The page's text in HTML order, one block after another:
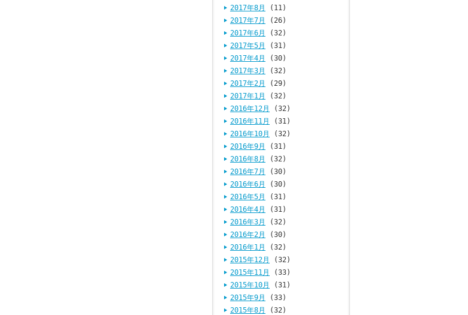
2017年8月
(11)
2017年7月
(26)
2017年6月
(32)
2017年5月
(31)
2017年4月
(30)
2017年3月
(32)
2017年2月
(29)
2017年1月
(32)
2016年12月
(32)
2016年11月
(31)
2016年10月
(32)
2016年9月
(31)
2016年8月
(32)
2016年7月
(30)
2016年6月
(30)
2016年5月
(31)
2016年4月
(31)
2016年3月
(32)
2016年2月
(30)
2016年1月
(32)
2015年12月
(32)
2015年11月
(33)
2015年10月
(31)
2015年9月
(33)
2015年8月
(32)